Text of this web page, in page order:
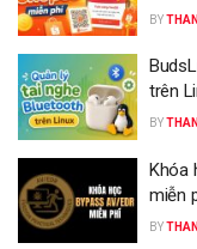
BY
trên
BY
Khóa
miễn
BY